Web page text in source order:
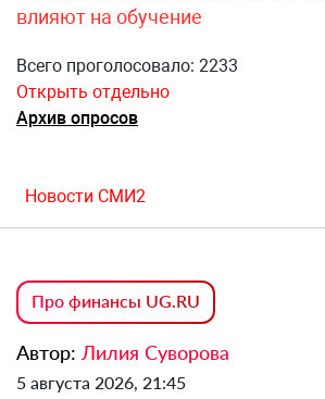
влияют на обучение
Всего проголосовало: 2233
Открыть отдельно
Архив опросов
Новости СМИ2
Про финансы UG.RU
Автор: Лилия Суворова
5 августа 2026, 21:45